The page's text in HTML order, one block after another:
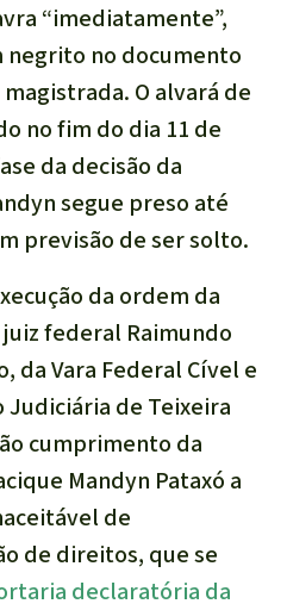
“imediatamente”,
negrito no documento
O alvará de
no fim do dia 11 de
da decisão da
segue preso até
previsão de ser solto.
da ordem da
federal Raimundo
da Vara Federal Cível e
Judiciária de Teixeira
cumprimento da
Mandyn Pataxó a
de
de direitos, que se
declaratória da